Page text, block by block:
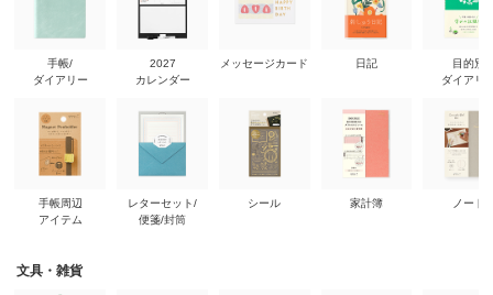
手帳/
ダイアリー
手帳周辺
アイテム
2027
カレンダー
レターセット/
便箋/封筒
メッセージカード
シール
日記
家計簿
目的別
ダイアリ
ノート
文具・雑貨